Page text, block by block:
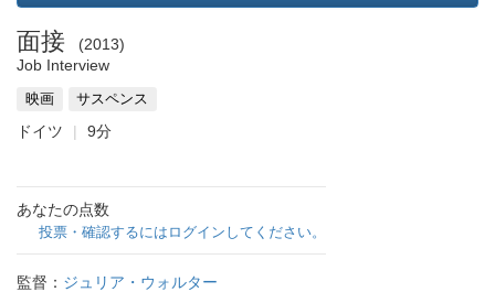
面接
2013
Job Interview
映画 サスペンス
ドイツ 9分
あなたの点数
投票・確認するにはログインしてください。
監督： ジュリア・ウォルター